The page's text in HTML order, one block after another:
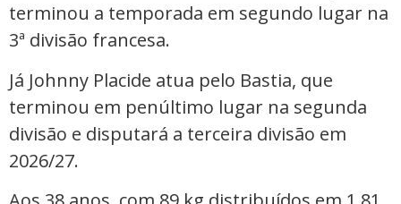
terminou a temporada em segundo lugar na
3ª divisão francesa.
Já Johnny Placide atua pelo Bastia, que
terminou em penúltimo lugar na segunda
divisão e disputará a terceira divisão em
2026/27.